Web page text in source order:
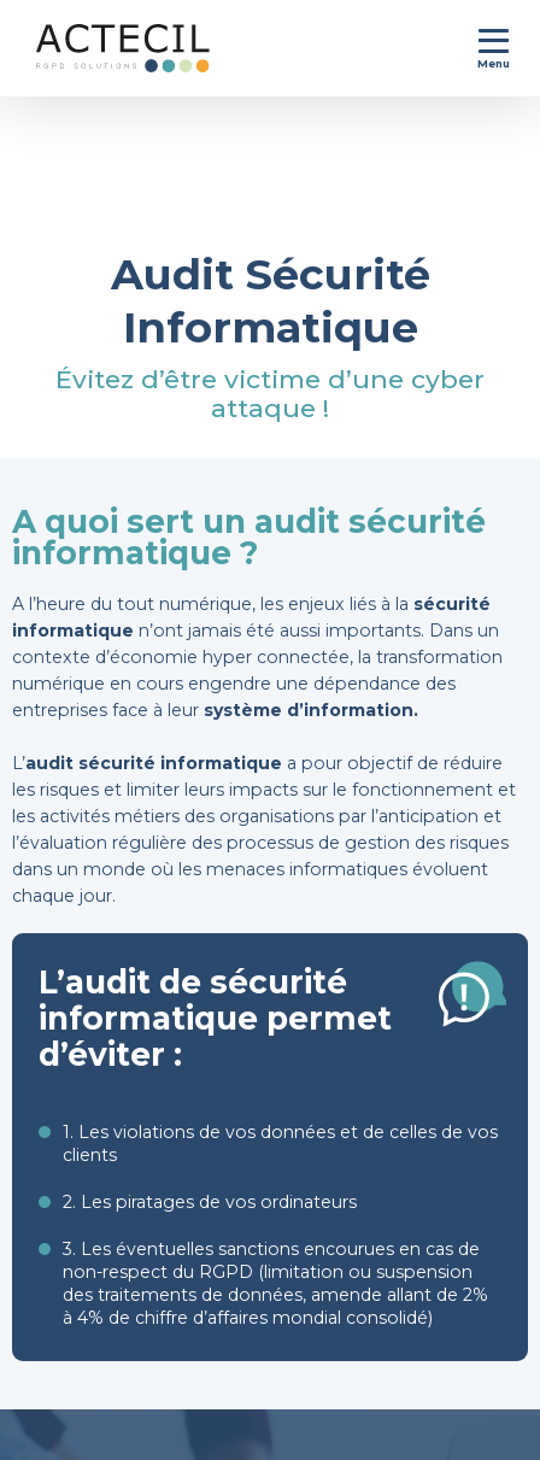
Menu
Audit Sécurité
Informatique
Évitez d’être victime d’une cyber
attaque !
A quoi sert un audit sécurité
informatique ?
A l’heure du tout numérique, les enjeux liés à la sécurité
informatique n’ont jamais été aussi importants. Dans un
contexte d’économie hyper connectée, la transformation
numérique en cours engendre une dépendance des
entreprises face à leur système d’information.
L’audit sécurité informatique a pour objectif de réduire
les risques et limiter leurs impacts sur le fonctionnement et
les activités métiers des organisations par l’anticipation et
l’évaluation régulière des processus de gestion des risques
dans un monde où les menaces informatiques évoluent
chaque jour.
L’audit de sécurité
informatique permet
d’éviter :
1. Les violations de vos données et de celles de vos
clients
2. Les piratages de vos ordinateurs
3. Les éventuelles sanctions encourues en cas de
non-respect du RGPD (limitation ou suspension
des traitements de données, amende allant de 2%
à 4% de chiffre d’affaires mondial consolidé)